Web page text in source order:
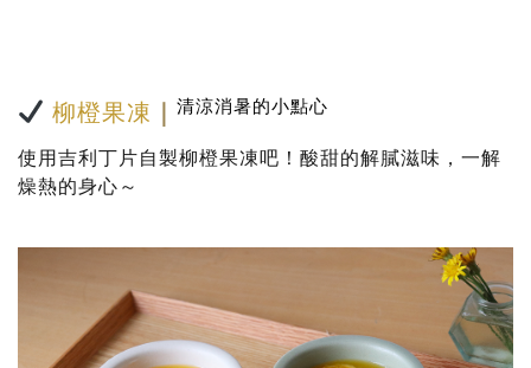
柳橙果凍 ｜ 清涼消暑的小點心
使用吉利丁片自製柳橙果凍吧！酸甜的解膩滋味，一解
燥熱的身心～